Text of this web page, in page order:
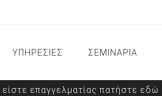
ΥΠΗΡΕΣΙΕΣ ΣΕΜΙΝΑΡΙΑ
είστε επαγγελματίας πατήστε εδώ